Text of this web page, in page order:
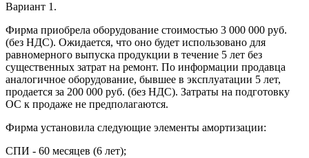
Вариант 1.
Фирма приобрела оборудование стоимостью 3 000 000 руб.
(без НДС). Ожидается, что оно будет использовано для
равномерного выпуска продукции в течение 5 лет без
существенных затрат на ремонт. По информации продавца
аналогичное оборудование, бывшее в эксплуатации 5 лет,
продается за 200 000 руб. (без НДС). Затраты на подготовку
ОС к продаже не предполагаются.
Фирма установила следующие элементы амортизации:
СПИ - 60 месяцев (6 лет);